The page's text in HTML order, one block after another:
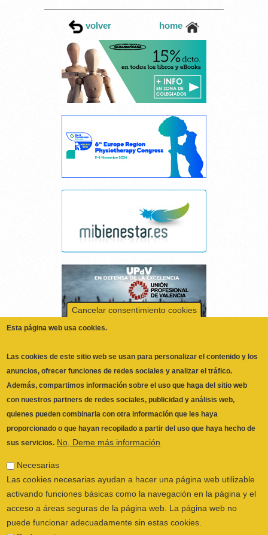
volver home
ILUSTRE COLEGIO OFICIAL DE
FISIOTERAPEUTAS DE LA COMUNIDAD
VALENCIANA© 2026
CALLE SAN VICENTE Nº 61,2º-2ª. CÓDIGO
Cancelar consentimiento cookies
Esta página web usa cookies.
Las cookies de este sitio web se usan para personalizar el contenido y los
Además, compartimos información sobre el uso que haga del sitio web
con nuestros partners de redes sociales, publicidad y análisis web,
quienes pueden combinarla con otra información que les haya
proporcionado o que hayan recopilado a partir del uso que haya hecho de
sus servicios.
No, Deme más información
Necesarias
Las cookies necesarias ayudan a hacer una página web utilizable
activando funciones básicas como la navegación en la página y el
acceso a áreas seguras de la página web. La página web no
puede funcionar adecuadamente sin estas cookies.
Preferencias
Las cookies de preferencias permiten a la página web recordar